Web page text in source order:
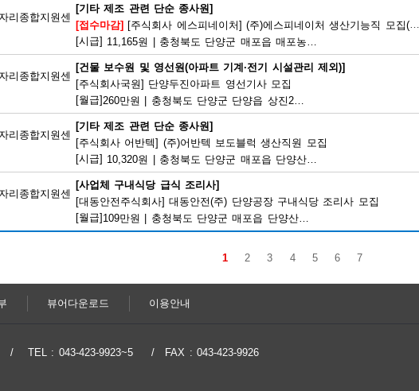
리종합지원센
[기타 제조 관련 단순 종사원]
[접수마감] [주식회사 에스피네이처] (주)에스피네이처 생산기능직 모집(단양사업소)
[시급] 11,165원 |
리종합지원센
[건물 보수원 및 영선원(아파트 기계·전기 시설관리 제외)]
[주식회사국원] 단양두진아파트 영선기사 모집
[월급] 260만원 | 충청북도 단양군 단양읍 상진2로 17
리종합지원센
[기타 제조 관련 단순 종사원]
[주식회사 어반텍] (주)어반텍 보도블럭 생산직원 모집
[시급] 10,320원 | 충청북도 단양군 매포읍 단양산업단지2로 102
리종합지원센
[사업체 구내식당 급식 조리사]
[대동안전주식회사] 대동안전(주) 단양공장 구내식당 조리사 모집
[월급] 109만원 | 충청북도 단양군 매포읍 단양산업단지1로 166
1 2 3 4 5 6 7
뷰어다운로드 이용안내
TEL : 043-423-9923~5
FAX : 043-423-9926